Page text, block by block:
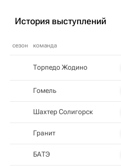
История выступлений
сезон команда
Торпедо Жодино
Гомель
Шахтер Солигорск
Гранит
БАТЭ